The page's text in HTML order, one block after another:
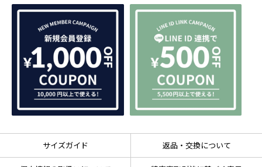
サイズガイド 返品・交換について